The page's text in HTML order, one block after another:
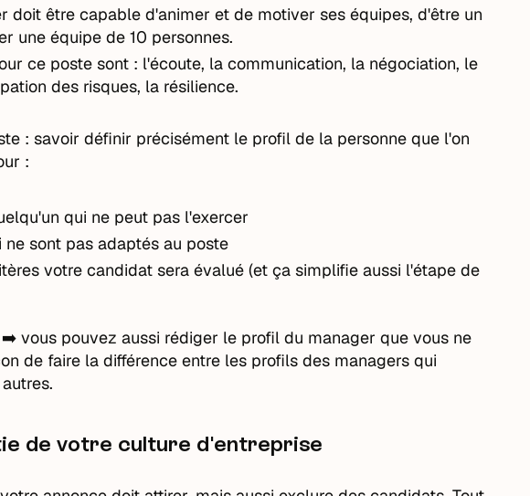
doit être capable d'animer et de motiver ses équipes, d'être un
une équipe de 10 personnes.
ce poste sont : l'écoute, la communication, la négociation, le
des risques, la résilience.
: savoir définir précisément le profil de la personne que l'on
:
qui ne peut pas l'exercer
sont pas adaptés au poste
votre candidat sera évalué (et ça simplifie aussi l'étape de
vous pouvez aussi rédiger le profil du manager que vous ne
de faire la différence entre les profils des managers qui
de votre culture d'entreprise